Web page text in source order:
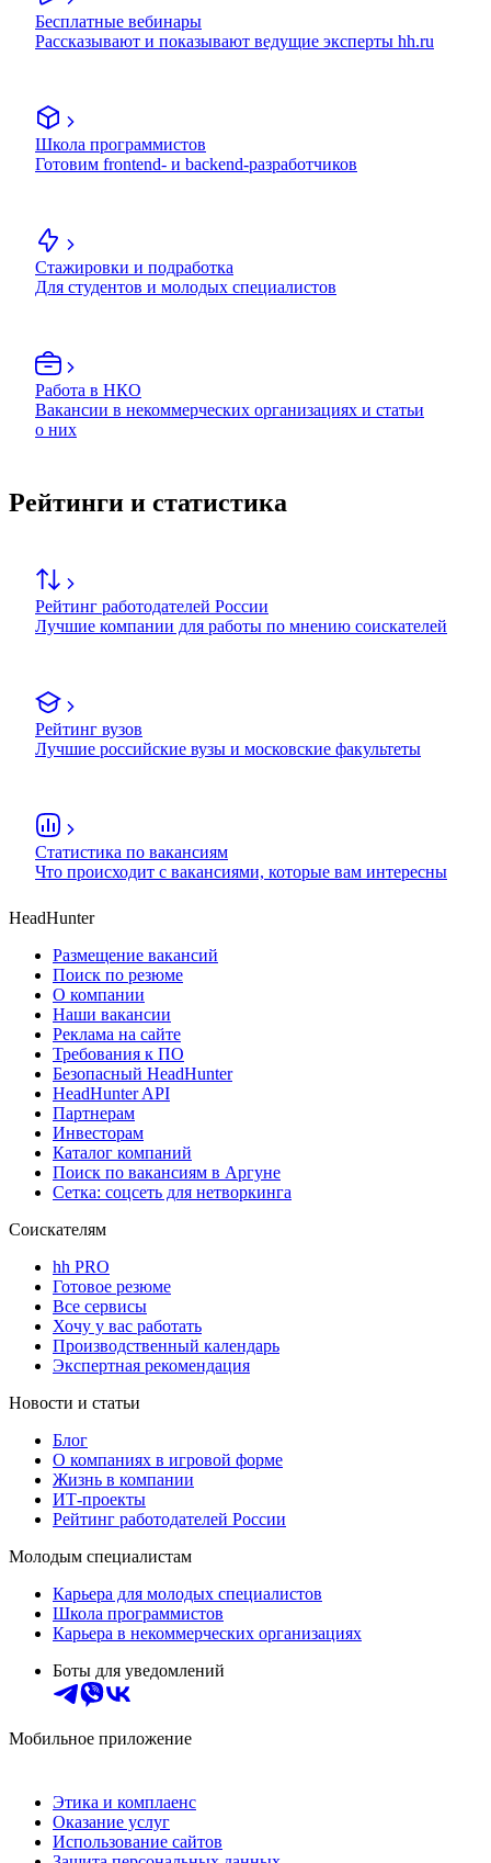
Бесплатные вебинары
Рассказывают и показывают ведущие эксперты hh.ru
Школа программистов
Готовим frontend- и backend-разработчиков
Стажировки и подработка
Для студентов и молодых специалистов
Работа в НКО
Вакансии в некоммерческих организациях и статьи
о них
Рейтинги и статистика
Рейтинг работодателей России
Лучшие компании для работы по мнению соискателей
Рейтинг вузов
Лучшие российские вузы и московские факультеты
Статистика по вакансиям
Что происходит с вакансиями, которые вам интересны
HeadHunter
Размещение вакансий
Поиск по резюме
О компании
Наши вакансии
Реклама на сайте
Требования к ПО
Безопасный HeadHunter
HeadHunter API
Партнерам
Инвесторам
Каталог компаний
Поиск по вакансиям в Аргуне
Сетка: соцсеть для нетворкинга
Соискателям
hh PRO
Готовое резюме
Все сервисы
Хочу у вас работать
Производственный календарь
Экспертная рекомендация
Новости и статьи
Блог
О компаниях в игровой форме
Жизнь в компании
ИТ-проекты
Рейтинг работодателей России
Молодым специалистам
Карьера для молодых специалистов
Школа программистов
Карьера в некоммерческих организациях
Боты для уведомлений
Мобильное приложение
Этика и комплаенс
Оказание услуг
Использование сайтов